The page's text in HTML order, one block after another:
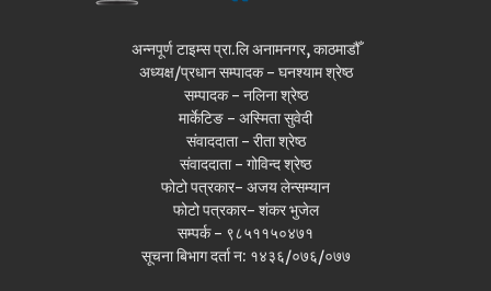
अन्नपूर्ण टाइम्स प्रा.लि अनामनगर, काठमाडौँ
अध्यक्ष/प्रधान सम्पादक - घनश्याम श्रेष्ठ
सम्पादक - नलिना श्रेष्ठ
मार्केटिङ - अस्मिता सुवेदी
संवाददाता - रीता श्रेष्ठ
संवाददाता - गोविन्द श्रेष्ठ
फोटो पत्रकार- अजय लेन्सम्यान
फोटो पत्रकार- शंकर भुजेल
सम्पर्क - ९८५११५०४७१
सूचना बिभाग दर्ता न: १४३६/०७६/०७७